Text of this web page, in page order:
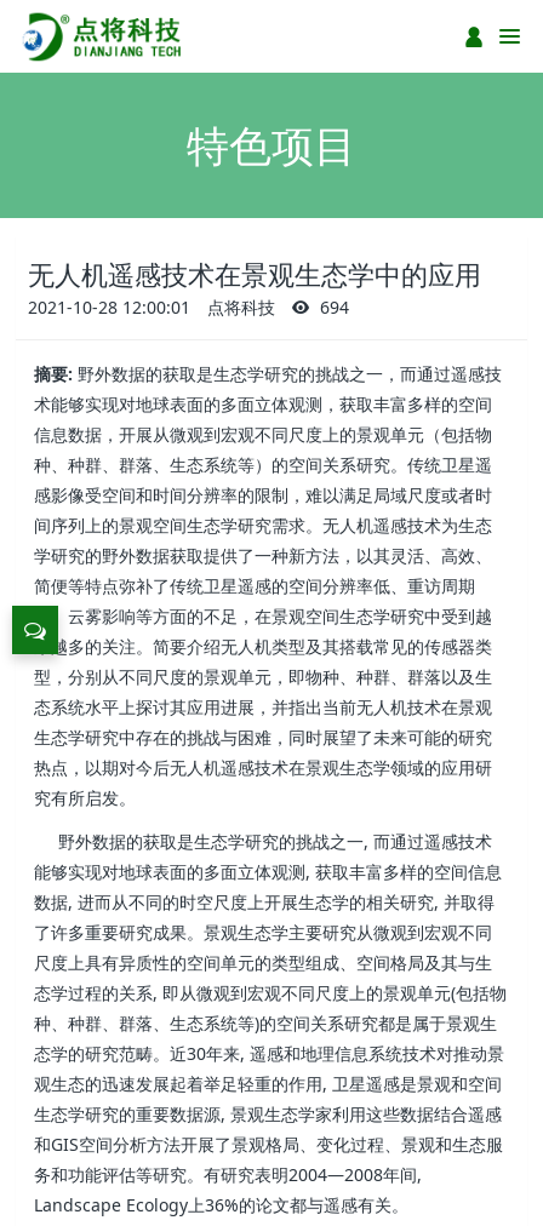
特色项目
无人机遥感技术在景观生态学中的应用
2021-10-28 12:00:01 点将科技 694
摘要:野外数据的获取是生态学研究的挑战之一，而通过遥感技
术能够实现对地球表面的多面立体观测，获取丰富多样的空间
信息数据，开展从微观到宏观不同尺度上的景观单元（包括物
种、种群、群落、生态系统等）的空间关系研究。传统卫星遥
感影像受空间和时间分辨率的限制，难以满足局域尺度或者时
间序列上的景观空间生态学研究需求。无人机遥感技术为生态
学研究的野外数据获取提供了一种新方法，以其灵活、高效、
简便等特点弥补了传统卫星遥感的空间分辨率低、重访周期
长、云雾影响等方面的不足，在景观空间生态学研究中受到越
来越多的关注。简要介绍无人机类型及其搭载常见的传感器类
型，分别从不同尺度的景观单元，即物种、种群、群落以及生
态系统水平上探讨其应用进展，并指出当前无人机技术在景观
生态学研究中存在的挑战与困难，同时展望了未来可能的研究
热点，以期对今后无人机遥感技术在景观生态学领域的应用研
究有所启发。
野外数据的获取是生态学研究的挑战之一, 而通过遥感技术
能够实现对地球表面的多面立体观测, 获取丰富多样的空间信息
数据, 进而从不同的时空尺度上开展生态学的相关研究, 并取得
了许多重要研究成果。景观生态学主要研究从微观到宏观不同
尺度上具有异质性的空间单元的类型组成、空间格局及其与生
态学过程的关系, 即从微观到宏观不同尺度上的景观单元(包括物
种、种群、群落、生态系统等)的空间关系研究都是属于景观生
态学的研究范畴。近30年来, 遥感和地理信息系统技术对推动景
观生态的迅速发展起着举足轻重的作用, 卫星遥感是景观和空间
生态学研究的重要数据源, 景观生态学家利用这些数据结合遥感
和GIS空间分析方法开展了景观格局、变化过程、景观和生态服
务和功能评估等研究。有研究表明2004—2008年间,
Landscape Ecology上36%的论文都与遥感有关。